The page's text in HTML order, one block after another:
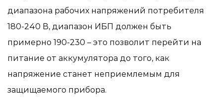
диапазона рабочих напряжений потребителя
180-240 В, диапазон ИБП должен быть
примерно 190-230 – это позволит перейти на
питание от аккумулятора до того, как
напряжение станет неприемлемым для
защищаемого прибора.